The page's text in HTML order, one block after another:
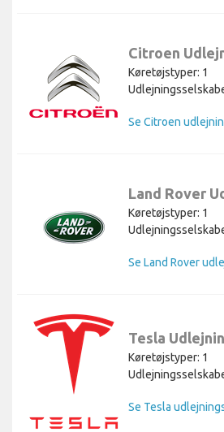
Citroen
Køretøjstyper: 1
Se Citroen
Land Rover
Køretøjstyper: 1
Se Land Rover
Tesla
Køretøjstyper: 1
Se Tesla